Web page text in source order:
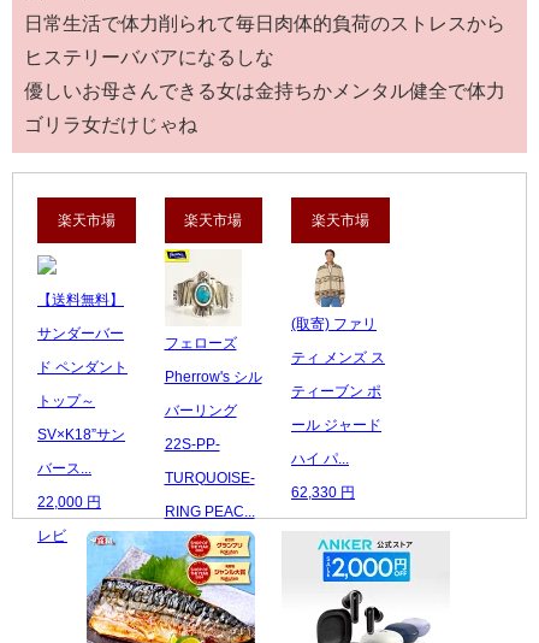
日常生活で体力削られて毎日肉体的負荷のストレスから
ヒステリーババアになるしな
優しいお母さんできる女は金持ちかメンタル健全で体力
ゴリラ女だけじゃね
楽天市場
【送料無料】
サンダーバー
ド ペンダント
トップ～
SV×K18”サン
バース...
22,000 円
レビュー数：0
楽天市場
フェローズ
Pherrow's シル
バーリング
22S-PP-
TURQUOISE-
RING PEAC...
29,700 円
レビュー数：0
楽天市場
(取寄) ファリ
ティ メンズ ス
ティーブン ポ
ール ジャード
ハイ パ...
62,330 円